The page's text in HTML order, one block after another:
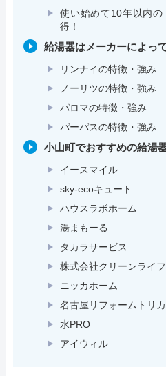
使い始めて10年以内
得！
給湯器はメーカーによっ
リンナイの特徴・強み
ノーリツの特徴・強み
パロマの特徴・強み
パーパスの特徴・強み
小山町でおすすめの給湯
イースマイル
sky-ecoキュート
ハウスラボホーム
湯まもーる
タカラサービス
株式会社クリーンライフ
ニッカホーム
名古屋リフォームトリ
水PRO
アイウィル